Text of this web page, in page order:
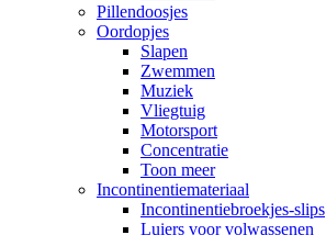
Pillendoosjes
Oordopjes
Slapen
Zwemmen
Muziek
Vliegtuig
Motorsport
Concentratie
Toon meer
Incontinentiemateriaal
Incontinentiebroekjes-slips
Luiers voor volwassenen